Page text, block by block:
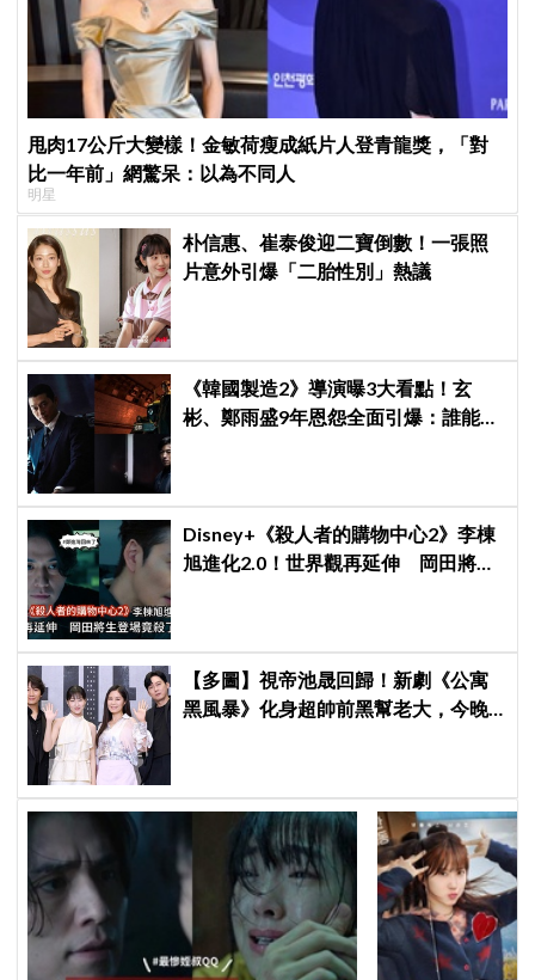
甩肉17公斤大變樣！金敏荷瘦成紙片人登青龍獎，「對
比一年前」網驚呆：以為不同人
明星
朴信惠、崔泰俊迎二寶倒數！一張照
片意外引爆「二胎性別」熱議
《韓國製造2》導演曝3大看點！玄
彬、鄭雨盛9年恩怨全面引爆：誰能活
Disney+《殺人者的購物中心2》李棟
旭進化2.0！世界觀再延伸 岡田將生
【多圖】視帝池晟回歸！新劇《公寓
黑風暴》化身超帥前黑幫老大，今晚